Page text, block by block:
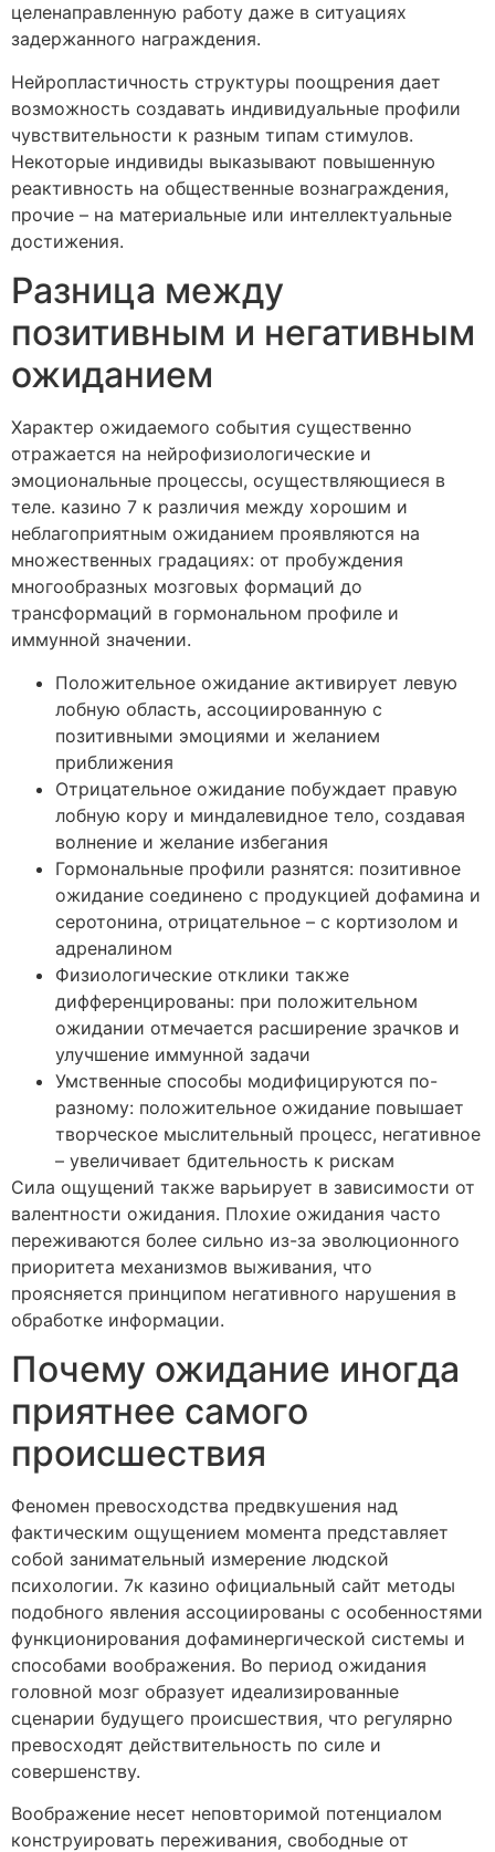
целенаправленную работу даже в ситуациях
задержанного награждения.
Нейропластичность структуры поощрения дает
возможность создавать индивидуальные профили
чувствительности к разным типам стимулов.
Некоторые индивиды выказывают повышенную
реактивность на общественные вознаграждения,
прочие – на материальные или интеллектуальные
достижения.
Разница между
позитивным и негативным
ожиданием
Характер ожидаемого события существенно
отражается на нейрофизиологические и
эмоциональные процессы, осуществляющиеся в
теле. казино 7 к различия между хорошим и
неблагоприятным ожиданием проявляются на
множественных градациях: от пробуждения
многообразных мозговых формаций до
трансформаций в гормональном профиле и
иммунной значении.
Положительное ожидание активирует левую
лобную область, ассоциированную с
позитивными эмоциями и желанием
приближения
Отрицательное ожидание побуждает правую
лобную кору и миндалевидное тело, создавая
волнение и желание избегания
Гормональные профили разнятся: позитивное
ожидание соединено с продукцией дофамина и
серотонина, отрицательное – с кортизолом и
адреналином
Физиологические отклики также
дифференцированы: при положительном
ожидании отмечается расширение зрачков и
улучшение иммунной задачи
Умственные способы модифицируются по-
разному: положительное ожидание повышает
творческое мыслительный процесс, негативное
– увеличивает бдительность к рискам
Сила ощущений также варьирует в зависимости от
валентности ожидания. Плохие ожидания часто
переживаются более сильно из-за эволюционного
приоритета механизмов выживания, что
проясняется принципом негативного нарушения в
обработке информации.
Почему ожидание иногда
приятнее самого
происшествия
Феномен превосходства предвкушения над
фактическим ощущением момента представляет
собой занимательный измерение людской
психологии. 7к казино официальный сайт методы
подобного явления ассоциированы с особенностями
функционирования дофаминергической системы и
способами воображения. Во период ожидания
головной мозг образует идеализированные
сценарии будущего происшествия, что регулярно
превосходят действительность по силе и
совершенству.
Воображение несет неповторимой потенциалом
конструировать переживания, свободные от